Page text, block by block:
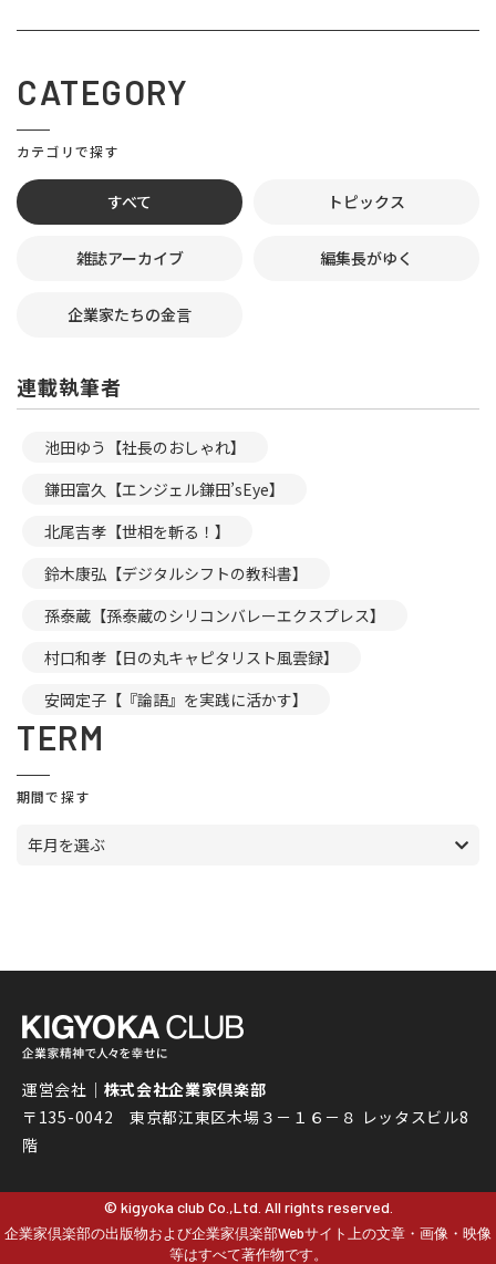
CATEGORY
カテゴリで探す
すべて トピックス
雑誌アーカイブ 編集長がゆく
企業家たちの金言
連載執筆者
池田ゆう【社長のおしゃれ】
鎌田富久【エンジェル鎌田’sEye】
北尾吉孝【世相を斬る！】
鈴木康弘【デジタルシフトの教科書】
孫泰蔵【孫泰蔵のシリコンバレーエクスプレス】
村口和孝【日の丸キャピタリスト風雲録】
安岡定子【『論語』を実践に活かす】
TERM
期間で探す
年月を選ぶ
運営会社｜ 株式会社企業家倶楽部
〒135-0042 東京都江東区木場３－１６－８ レッタスビル8
階
© kigyoka club Co.,Ltd. All rights reserved.
企業家倶楽部の出版物および企業家倶楽部Webサイト上の文章・画像・映像
等はすべて著作物です。